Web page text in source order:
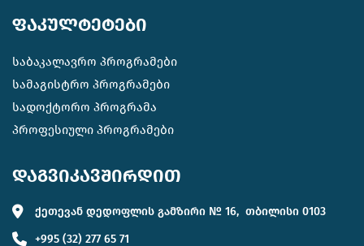
ფაკულტეტები
საბაკალავრო პროგრამები
სამაგისტრო პროგრამები
სადოქტორო პროგრამა
პროფესიული პროგრამები
დაგვიკავშირდით
ქეთევან დედოფლის გამზირი № 16, თბილისი 0103
+995 (32) 277 65 71